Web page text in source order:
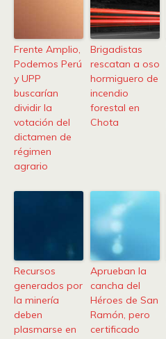
Frente Amplio,
Podemos Perú
y UPP
buscarían
dividir la
votación del
dictamen de
régimen
agrario
Brigadistas
rescatan a oso
hormiguero de
incendio
forestal en
Chota
Recursos
generados por
la minería
deben
plasmarse en
Aprueban la
cancha del
Héroes de San
Ramón, pero
certificado